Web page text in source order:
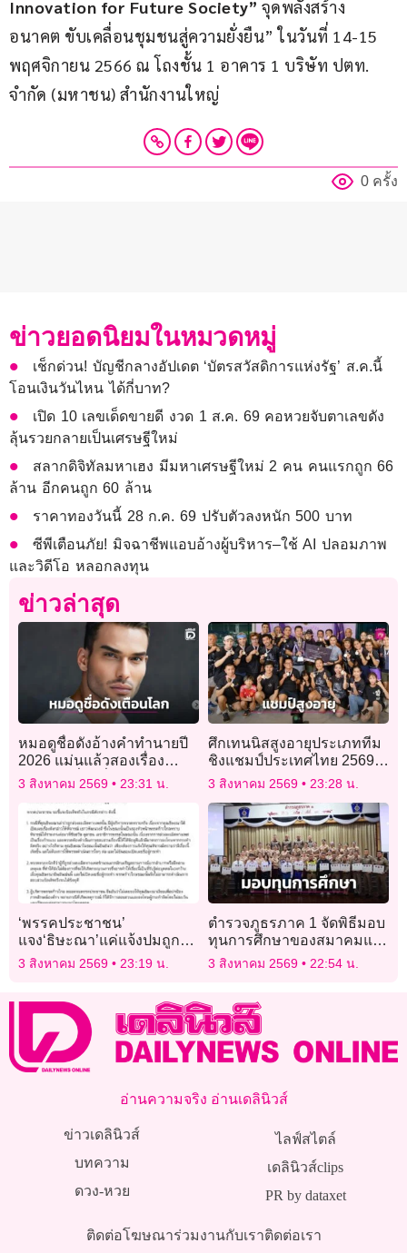
Innovation for Future Society” จุดพลังสร้าง
อนาคต ขับเคลื่อนชุมชนสู่ความยั่งยืน” ในวันที่ 14-15
พฤศจิกายน 2566 ณ โถงชั้น 1 อาคาร 1 บริษัท ปตท.
จำกัด (มหาชน) สำนักงานใหญ่
0 ครั้ง
ข่าวยอดนิยมในหมวดหมู่
เช็กด่วน! บัญชีกลางอัปเดต ‘บัตรสวัสดิการแห่งรัฐ’ ส.ค.นี้
โอนเงินวันไหน ได้กี่บาท?
เปิด 10 เลขเด็ดขายดี งวด 1 ส.ค. 69 คอหวยจับตาเลขดัง
ลุ้นรวยกลายเป็นเศรษฐีใหม่
สลากดิจิทัลมหาเฮง มีมหาเศรษฐีใหม่ 2 คน คนแรกถูก 66
ล้าน อีกคนถูก 60 ล้าน
ราคาทองวันนี้ 28 ก.ค. 69 ปรับตัวลงหนัก 500 บาท
ซีพีเตือนภัย! มิจฉาชีพแอบอ้างผู้บริหาร–ใช้ AI ปลอมภาพ
และวิดีโอ หลอกลงทุน
ข่าวล่าสุด
หมอดูชื่อดังอ้างคำทำนายปี
2026 แม่นแล้วสองเรื่อง
เตือนภัยเรื่องที่สามกำลังก่อ
3 สิงหาคม 2569 23:31 น.
ศึกเทนนิสสูงอายุประเภททีม
ชิงแชมป์ประเทศไทย 2569″
ทำสถิตินักกีฬาร่วมชิงชัย
3 สิงหาคม 2569 23:28 น.
‘พรรคประชาชน’
แจง‘ธิษะณา’แค่แจ้งปมถูก
ละเมิด ไม่ขอให้ดำเนินการ
3 สิงหาคม 2569 23:19 น.
ตำรวจภูธรภาค 1 จัดพิธีมอบ
ทุนการศึกษาของสมาคมแม่
บ้านตำรวจ ประจำปี 2569
3 สิงหาคม 2569 22:54 น.
อ่านความจริง อ่านเดลินิวส์
ข่าวเดลินิวส์
บทความ
ดวง-หวย
ไลฟ์สไตล์
เดลินิวส์clips
PR by dataxet
ติดต่อโฆษณาร่วมงานกับเราติดต่อเรา